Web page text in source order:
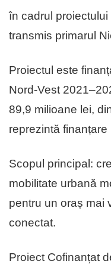
în cadrul proiectului
transmis primarul
Proiectul este
Nord-Vest
89,9 milioane lei,
reprezintă
Scopul principal:
mobilitate urbană
pentru un oraș mai
conectat.
Proiect Cofinanțat